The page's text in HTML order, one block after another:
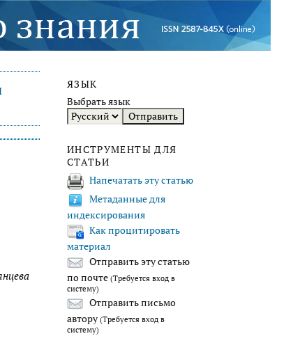
ЯЗЫК
Выбрать язык
ИНСТРУМЕНТЫ ДЛЯ
СТАТЬИ
Напечатать эту статью
Метаданные для
индексирования
Как процитировать
материал
Отправить эту статью
по почте (Требуется вход в
систему)
Отправить письмо
автору (Требуется вход в
систему)